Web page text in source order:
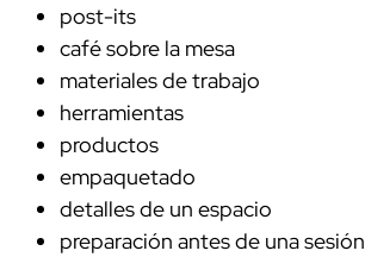
post-its
café sobre la mesa
materiales de trabajo
herramientas
productos
empaquetado
detalles de un espacio
preparación antes de una sesión